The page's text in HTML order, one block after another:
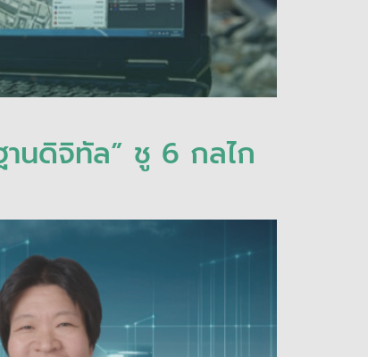
นดิจิทัล” ชู 6 กลไก